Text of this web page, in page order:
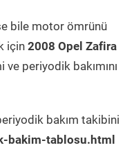
bile motor ömrünü
için 2008 Opel Zafira
ve periyodik bakımını
bakım takibini
bakim-tablosu.html